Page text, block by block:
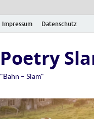
Impressum Datenschutz
Poetry
"Bahn – Slam"